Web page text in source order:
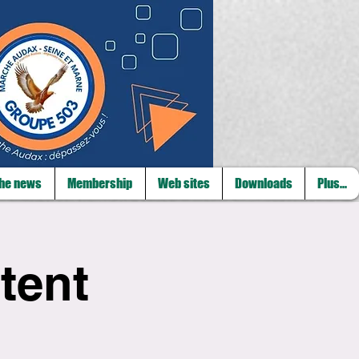
news Membership Web sites Downloads Plus...